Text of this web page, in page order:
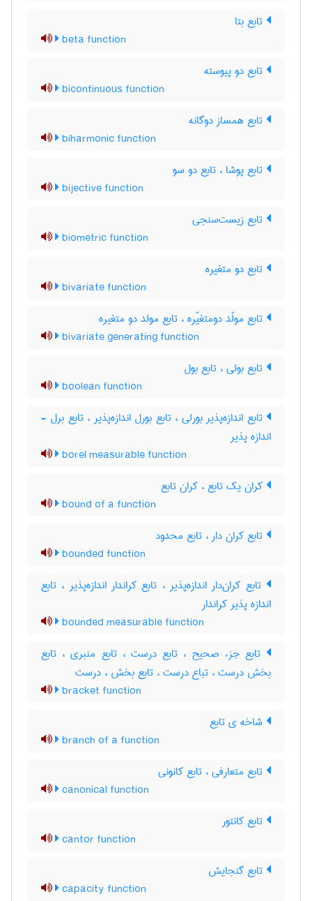
تابع بتا
beta function
تابع دو پیوسته
bicontinuous function
تابع همساز دوگانه
biharmonic function
تابع پوشا ، تابع دو سو
bijective function
تابع زیست‌سنجی
biometric function
تابع دو متغیره
bivariate function
تابع مولّد دومتغیّره ، تابع مولد دو متغیره
bivariate generating function
تابع بولی ، تابع بول
boolean function
تابع اندازه‌پذیر بورلی ، تابع بورل اندازه‌پذیر ، تابع برل -
اندازه پذیر
borel measurable function
کران یک تابع ، کران تابع
bound of a function
تابع کران دار ، تابع محدود
bounded function
تابع کران‌دار اندازه‌پذیر ، تابع کراندار اندازه‌پذیر ، تابع
اندازه پذیر کراندار
bounded measurable function
تابع جزء صحیح ، تابع درست ، تابع منبری ، تابع
بخش درست ، تباع درست ، تابع بخش ، درست
bracket function
شاخه ی تابع
branch of a function
تابع متعارفی ، تابع کانونی
canonical function
تابع کانتور
cantor function
تابع گنجایش
capacity function